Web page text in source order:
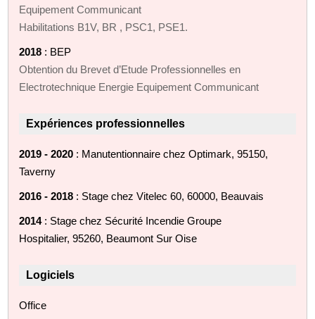
Equipement Communicant
Habilitations B1V, BR , PSC1, PSE1.
2018 : BEP
Obtention du Brevet d’Etude Professionnelles en
Electrotechnique Energie Equipement Communicant
Expériences professionnelles
2019 - 2020 : Manutentionnaire chez Optimark, 95150,
Taverny
2016 - 2018 : Stage chez Vitelec 60, 60000, Beauvais
2014: Stage chez Sécurité Incendie Groupe
Hospitalier, 95260, Beaumont Sur Oise
Logiciels
Office